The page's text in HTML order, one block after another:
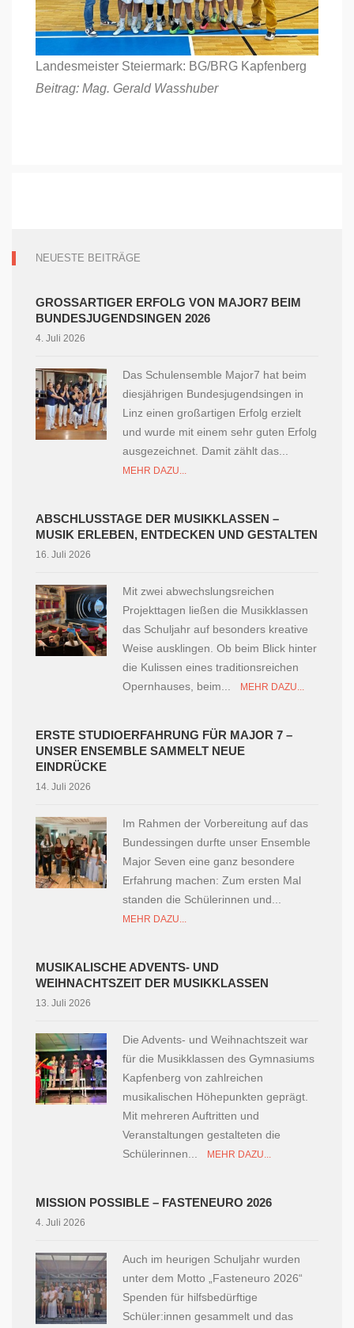
Landesmeister Steiermark: BG/BRG Kapfenberg
Beitrag: Mag. Gerald Wasshuber
NEUESTE BEITRÄGE
GROSSARTIGER ERFOLG VON MAJOR7 BEIM B
UNDESJUGENDSINGEN 2026
4. Juli 2026
Das Schulensemble Major7 hat beim
diesjährigen Bundesjugendsingen in
Linz einen großartigen Erfolg erzielt
und wurde mit einem sehr guten Erfolg
ausgezeichnet. Damit zählt das...
MEHR DAZU...
ABSCHLUSSTAGE DER MUSIKKLASSEN –
MUSIK ERLEBEN, ENTDECKEN UND GESTALTEN
16. Juli 2026
Mit zwei abwechslungsreichen
Projekttagen ließen die Musikklassen
das Schuljahr auf besonders kreative
Weise ausklingen. Ob beim Blick hinter
die Kulissen eines traditionsreichen
Opernhauses, beim...
MEHR DAZU...
ERSTE STUDIOERFAHRUNG FÜR MAJOR 7 –
UNSER ENSEMBLE SAMMELT NEUE
EINDRÜCKE
14. Juli 2026
Im Rahmen der Vorbereitung auf das
Bundessingen durfte unser Ensemble
Major Seven eine ganz besondere
Erfahrung machen: Zum ersten Mal
standen die Schülerinnen und...
MEHR DAZU...
MUSIKALISCHE ADVENTS- UND
WEIHNACHTSZEIT DER MUSIKKLASSEN
13. Juli 2026
Die Advents- und Weihnachtszeit war
für die Musikklassen des Gymnasiums
Kapfenberg von zahlreichen
musikalischen Höhepunkten geprägt.
Mit mehreren Auftritten und
Veranstaltungen gestalteten die
Schülerinnen...
MEHR DAZU...
MISSION POSSIBLE – FASTENEURO 2026
4. Juli 2026
Auch im heurigen Schuljahr wurden
unter dem Motto „Fasteneuro 2026“
Spenden für hilfsbedürftige
Schüler:innen gesammelt und das